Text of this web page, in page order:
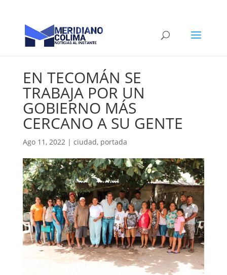
EN TECOMÁN SE
TRABAJA POR UN
GOBIERNO MÁS
CERCANO A SU GENTE
Ago 11, 2022| ciudad, portada